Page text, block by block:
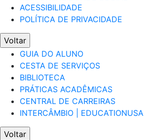
ACESSIBILIDADE
POLÍTICA DE PRIVACIDADE
Voltar
GUIA DO ALUNO
CESTA DE SERVIÇOS
BIBLIOTECA
PRÁTICAS ACADÊMICAS
CENTRAL DE CARREIRAS
INTERCÂMBIO | EDUCATIONUSA
Voltar